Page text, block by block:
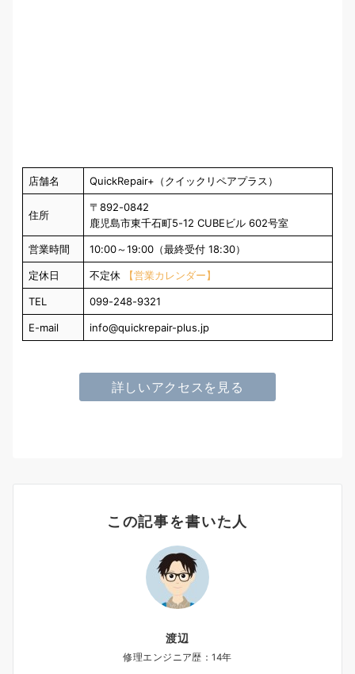
店舗名 QuickRepair+（クイックリペアプラス）
住所
〒892-0842
鹿児島市東千石町5-12 CUBEビル 602号室
営業時間 10:00～19:00（最終受付 18:30）
定休日 不定休 【営業カレンダー】
TEL 099-248-9321
E-mail info@quickrepair-plus.jp
詳しいアクセスを見る
この記事を書いた人
渡辺
修理エンジニア歴：14年